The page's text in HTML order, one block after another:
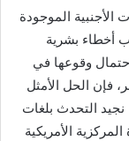
الأجنبية الموجودة
أخطاء بشرية
وقوعها في
فإن الحل الأمثل
نجيد التحدث بلغات
الأمريكية